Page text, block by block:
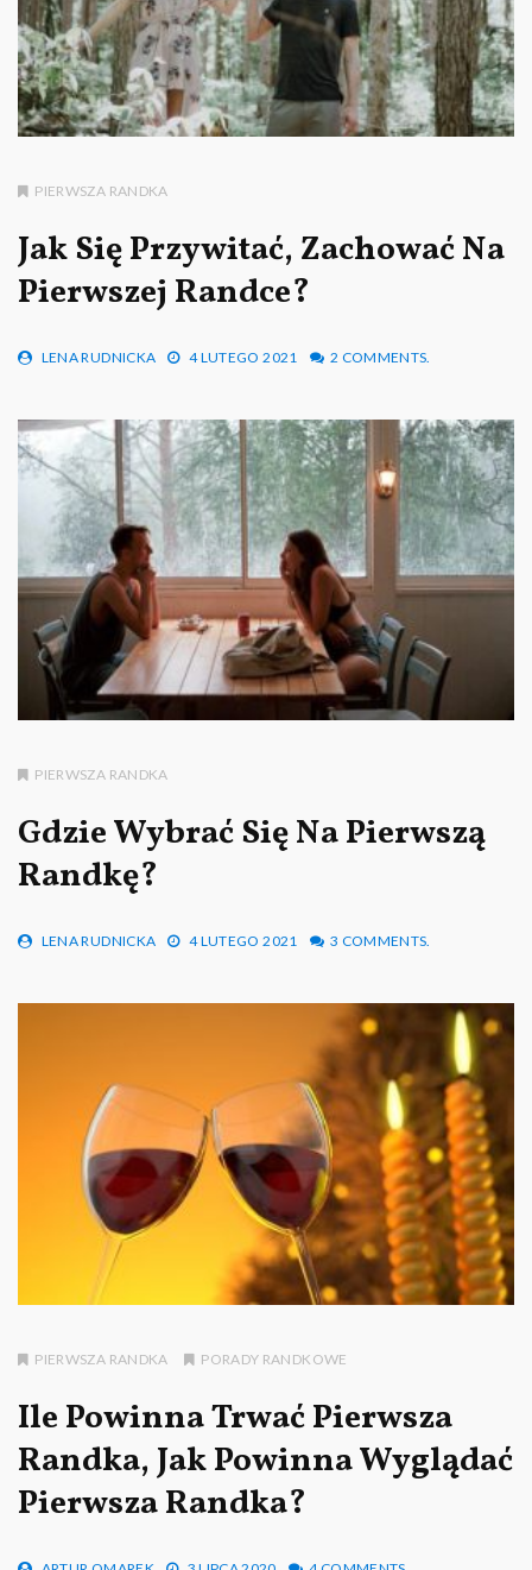
PIERWSZA RANDKA
Jak Się Przywitać, Zachować Na
Pierwszej Randce?
LENA RUDNICKA 4 LUTEGO 2021 2 COMMENTS.
PIERWSZA RANDKA
Gdzie Wybrać Się Na Pierwszą
Randkę?
LENA RUDNICKA 4 LUTEGO 2021 3 COMMENTS.
PIERWSZA RANDKA PORADY RANDKOWE
Ile Powinna Trwać Pierwsza
Randka, Jak Powinna Wyglądać
Pierwsza Randka?